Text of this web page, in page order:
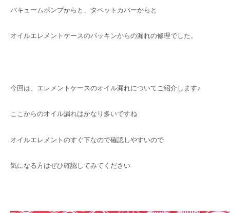
バキュームポンプからと、タペットカバーからと
オイルエレメントケースのパッキンからの漏れの修理でした。
今回は、エレメントケースのオイル漏れについてご紹介します♪
ここからのオイル漏れはかなり多いですね
オイルエレメントのすぐ下なので確認しやすいので
気になる方はぜひ確認してみてください